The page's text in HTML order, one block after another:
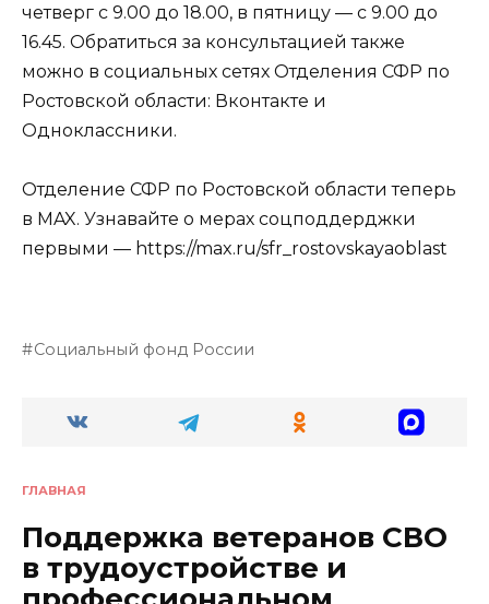
четверг с 9.00 до 18.00, в пятницу — с 9.00 до
16.45. Обратиться за консультацией также
можно в социальных сетях Отделения СФР по
Ростовской области: Вконтакте и
Одноклассники.
Отделение СФР по Ростовской области теперь
в MAX. Узнавайте о мерах соцподдерджки
первыми — https://max.ru/sfr_rostovskayaoblast
Социальный фонд России
ГЛАВНАЯ
Поддержка ветеранов СВО
в трудоустройстве и